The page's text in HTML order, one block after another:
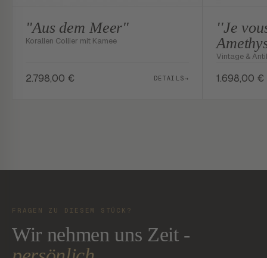
"Aus dem Meer"
Korallen Collier mit Kamee
2.798,00 € DETAILS→
''Je
Vintage &
1.698,00 €
FRAGEN ZU DIESEM STÜCK?
Wir nehmen uns Zeit -